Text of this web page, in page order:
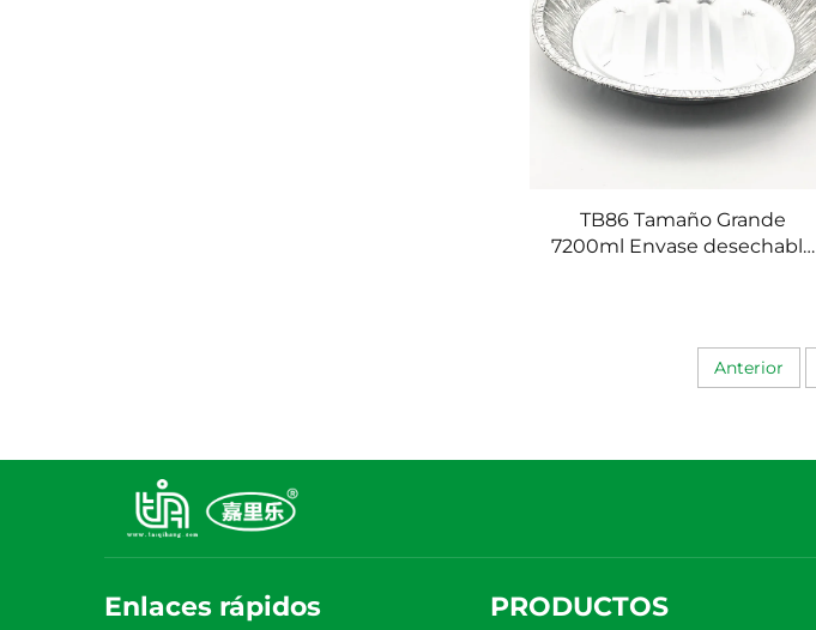
TB86 Tamaño Grande
7200ml Envase desechable
Bandeja para Hornear Pavo
Anterior
Enlaces rápidos PRODUCTOS